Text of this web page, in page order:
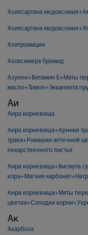
Азилсартана
Азилсартана
Азитромицин
Азоксимера бромид
Азулен+Витамин Е+Мяты
масло+Тимол+Эвкалипта
Аи
Аира корневища
Аира корневища+Арники
трава+Ромашки аптечной
лекарственного листья
Аира корневища+Висмута
кора+Магния
Аира корневища+Мяты
цветки+Солодки
Ак
Акарбоза